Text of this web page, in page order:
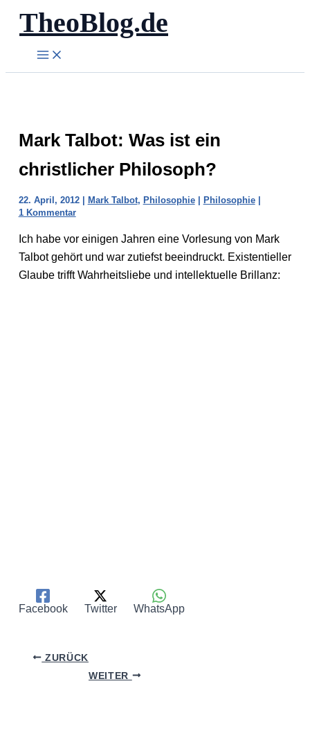
Zum
Inhalt
springen
TheoBlog.de
Mark Talbot: Was ist ein
christlicher Philosoph?
22. April, 2012 | Mark Talbot, Philosophie| Philosophie|
1 Kommentar
Ich habe vor einigen Jahren eine Vorlesung von Mark
Talbot gehört und war zutiefst beeindruckt. Existentieller
Glaube trifft Wahrheitsliebe und intellektuelle Brillanz:
Facebook Twitter WhatsApp
ZURÜCK
WEITER